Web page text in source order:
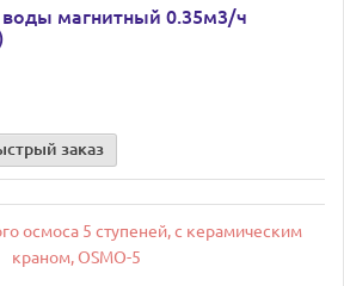
магнитный 0.35м3/ч
заказ